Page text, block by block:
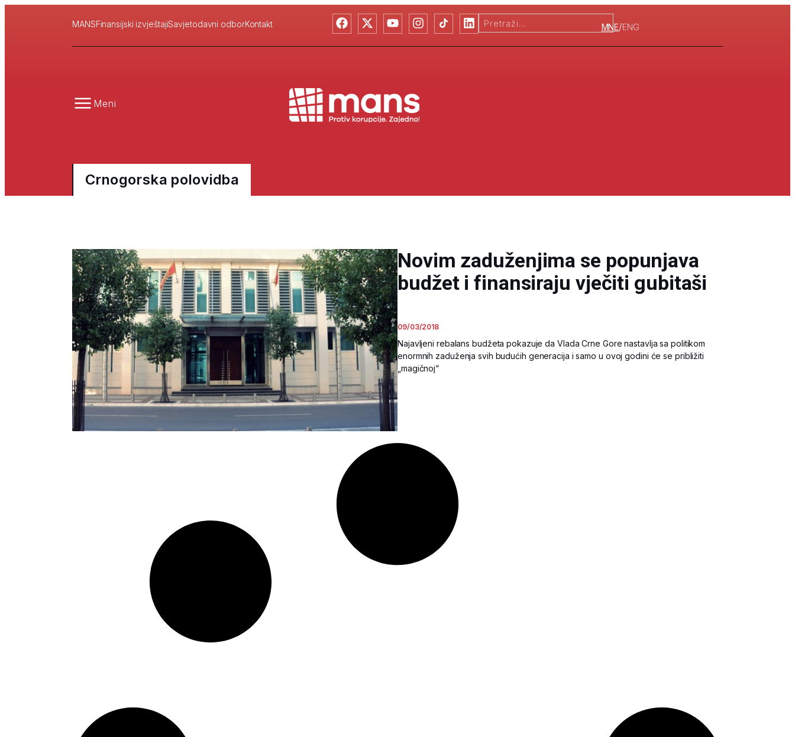
MANSFinansijski izvještajiSavjetodavni odborKontakt MNE/ENG
Meni
Crnogorska polovidba
Novim zaduženjima se popunjava
budžet i finansiraju vječiti gubitaši
09/03/2018
Najavljeni rebalans budžeta pokazuje da Vlada Crne Gore nastavlja sa politikom
enormnih zaduženja svih budućih generacija i samo u ovoj godini će se približiti
„magičnoj“